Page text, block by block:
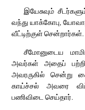
இயேசுவும்
வந்து யாக்கோபு,
வீட்டிற்குள் சென்றார்கள்.
சீமோனுடைய
அவர்கள் அதைப்
அவரருகில் சென்று
காய்ச்சல் அவரை
பணிவிடை செய்தார்.